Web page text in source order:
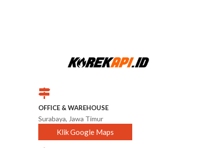
OFFICE & WAREHOUSE
Surabaya, Jawa Timur
Klik Google Maps